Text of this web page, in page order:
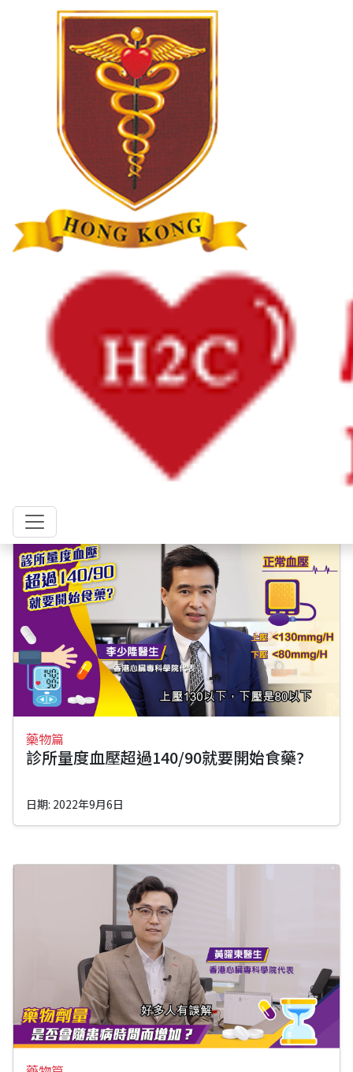
心臟資訊
心律不整 心臟猝死
女性心臟病
高膽固醇及血脂異常
1分鐘學多啲
心臟資訊
血脂藥是否跟西柚汁相沖?
藥物篇
診所量度血壓超過140/90就要開始食藥?
日期: 2022年9月6日